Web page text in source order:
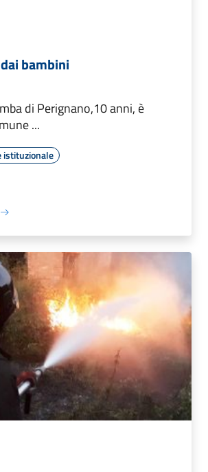
bambini
di Perignano,10 anni, è
...
istituzionale